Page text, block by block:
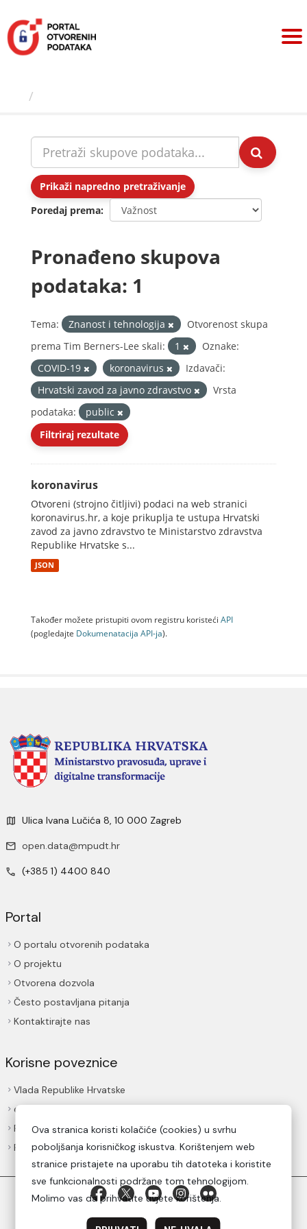
sadržaj
Prikaži napredno pretraživanje
Poredaj prema
Pronađeno skupova
podataka: 1
Tema: Znanost i tehnologija
Otvorenost skupa
prema Tim Berners-Lee skali:
1
Oznake:
COVID-19
koronavirus
Izdavači:
Hrvatski zavod za javno zdravstvo
Vrsta
podataka:
public
Filtriraj rezultate
koronavirus
Otvoreni (strojno čitljivi) podaci na web stranici
koronavirus.hr, a koje prikuplja te ustupa Hrvatski
zavod za javno zdravstvo te Ministarstvo zdravstva
Republike Hrvatske s...
JSON
Također možete pristupiti ovom registru koristeći API
(pogledajte Dokumenаtаcijа API-jа).